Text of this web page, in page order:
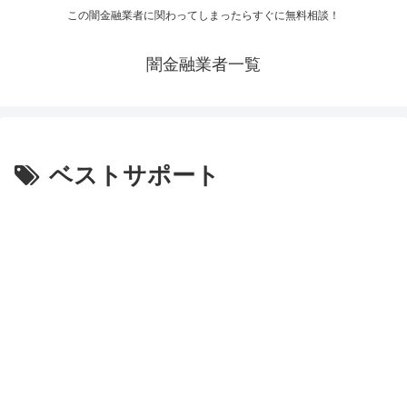
この闇金融業者に関わってしまったらすぐに無料相談！
闇金融業者一覧
ベストサポート